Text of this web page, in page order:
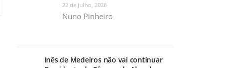
22 de Julho, 2026
Nuno Pinheiro
Inês de Medeiros não vai continuar